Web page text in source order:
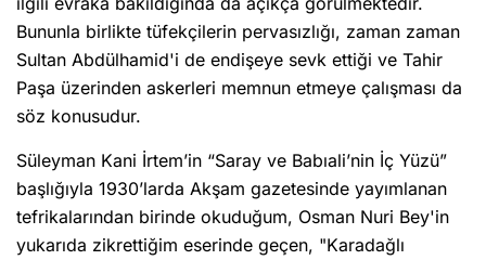
Bununla birlikte tüfekçilerin pervasızlığı, zaman zaman
Sultan Abdülhamid'i de endişeye sevk ettiği ve Tahir
Paşa üzerinden askerleri memnun etmeye çalışması da
söz konusudur.
Süleyman Kani İrtem’in “Saray ve Babıali’nin İç Yüzü”
başlığıyla 1930’larda Akşam gazetesinde yayımlanan
tefrikalarından birinde okuduğum, Osman Nuri Bey'in
yukarıda zikrettiğim eserinde geçen, "Karadağlı